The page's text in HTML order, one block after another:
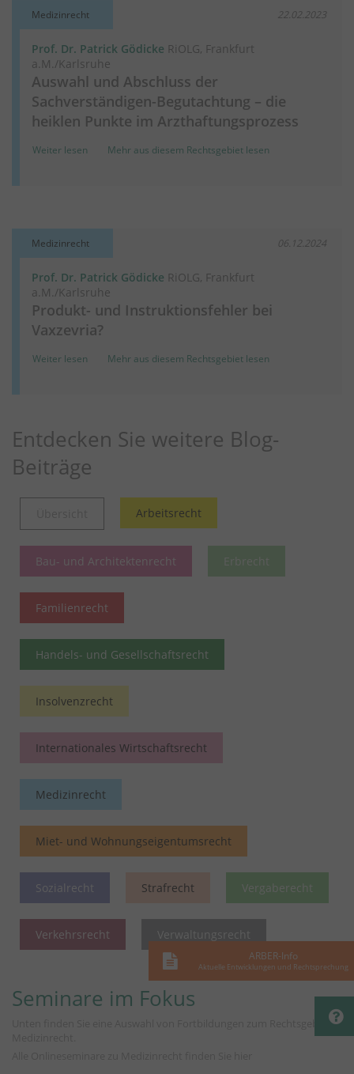
Medizinrecht 22.02.2023
Prof. Dr. Patrick Gödicke RiOLG, Frankfurt
a.M./Karlsruhe
Auswahl und Abschluss der
Sachverständigen-Begutachtung – die
heiklen Punkte im Arzthaftungsprozess
Weiter lesen Mehr aus diesem Rechtsgebiet lesen
Medizinrecht 06.12.2024
Prof. Dr. Patrick Gödicke RiOLG, Frankfurt
a.M./Karlsruhe
Produkt- und Instruktionsfehler bei
Vaxzevria?
Weiter lesen Mehr aus diesem Rechtsgebiet lesen
Entdecken Sie weitere Blog-
Beiträge
Arbeitsrecht
Bau- und Architektenrecht
Familienrecht
Handels- und Gesellschaftsrecht
Insolvenzrecht
Internationales Wirtschaftsrecht
Medizinrecht
Miet- und Wohnungseigentumsrecht
Sozialrecht Strafrecht Vergaberecht
Verkehrsrecht Verwaltungsrecht
Seminare im Fokus
Unten finden Sie eine Auswahl von Fortbildungen zum Rechtsgebiet
ARBER-Info
Aktuelle Entwicklungen und Rechtsprechung